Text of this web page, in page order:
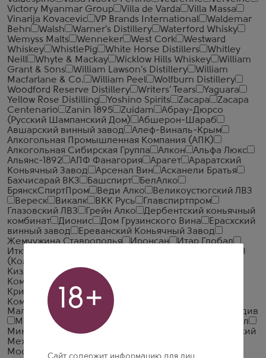
Victory Myanmar Group
Villa de Varda
Villa Massa
Vinarija Kovacevic
VP Brands International
Waldemar
Behn
Walsh Warner's Distillery
Waterford Whisky
Wemyss Malts
Wenneker West Cork
Westward
Whiskey
WhistlePig White Horse Distillers
Whitley
Neill
Whyte & Mackay Wicklow Hills Whiskey
William
Grant & Sons
William Lawson's Distillery
William
Macfarlane & Co.
William Peel
Wolfburn Distillery
Woodford Reserve Distillery
Writers' Tears
Yaguara
Yellow Rose Distilling
Yoshino Spirits Zacapa
Zacapa
Centenario
Zanin 1895 Zuidam
Абрау-Дюрсо
(Русский Шампанский Дом)
Абшерон-Шараб
Авшарский винный завод
Алеф-Виналь-Крым
Алкогольная Промышленная Компания (АПК)
Алкогольная Сибирская Группа
Алкон
Альфа Люкс
Альянс-1892
АПФ Фанагория Арагет
Араратский
Коньячный Завод
Арсенал Вин
Асканели Братья
Бахчисарай ВКЗ
Башспирт
БелАлко
БрянскСпиртПром
Веди Алко
Великоустюгский ЛВЗ
Вереск
Викалк ВКК Русь
Главспиртпром
Глазовский ЛВЗ
Грейн Алко
Дербентский коньячный
комбинат
Дионис Дом Грузинского Вина
Ерасхский
винный завод
Ереванский Коньячный Завод
Жемчужина Ставрополья
Иронсан
Итар Глобал
Иткульский спиртзавод
КВКЗ
(Коломенский винно-коньячный завод)
Кизлярский коньячный завод
Компания Алкогольных Напитков Алаверди
Кристалл-Лефортово ГК
Компания
Ладога
ЛВЗ Московский
Малиновщизненский Спиртоводочный Завод Аквадив
Мердзаванский коньячный завод
Минск Кристалл
Минский завод виноградных вин
ММВЗ (Московский
Межреспубликанский Винодельческий Завод)
Московский завод Кристалл
18+
Сайт содержит информацию для лиц